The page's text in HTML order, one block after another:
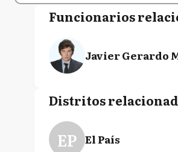
Funcionarios
Javier Gerardo
Distritos
EP El País